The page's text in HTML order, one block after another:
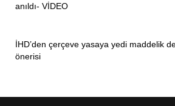
anıldı- VİDEO
İHD’den çerçeve yasaya yedi maddelik
önerisi